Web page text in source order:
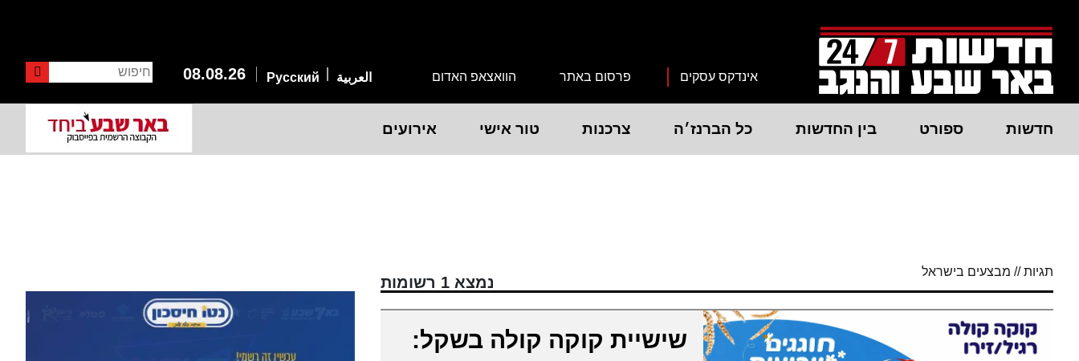
אינדקס עסקים פרסום באתר הוואצאפ האדום 08.08.26 חיפוש
العربية Русский
חדשות ספורט בין החדשות כל הברנז׳ה צרכנות טור אישי אירועים
תגיות // מבצעים בישראל
נמצא 1 רשומות
שישיית קוקה קולה בשקל: